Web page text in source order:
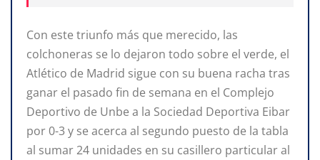
Con este triunfo más que merecido, las
colchoneras se lo dejaron todo sobre el verde, el
Atlético de Madrid sigue con su buena racha tras
ganar el pasado fin de semana en el Complejo
Deportivo de Unbe a la Sociedad Deportiva Eibar
por 0-3 y se acerca al segundo puesto de la tabla
al sumar 24 unidades en su casillero particular al